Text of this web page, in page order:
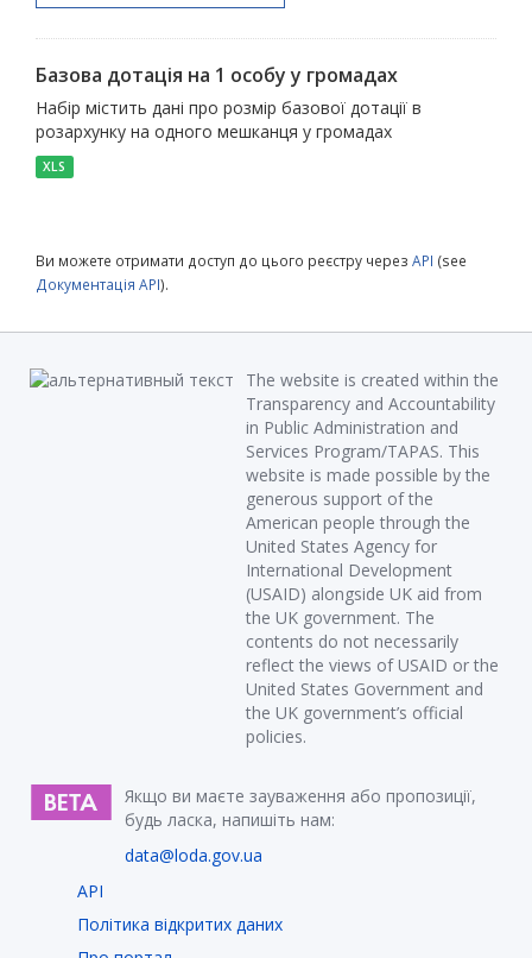
Базова дотація на 1 особу у громадах
Набір містить дані про розмір базової дотації в
розархунку на одного мешканця у громадах
XLS
Ви можете отримати доступ до цього реєстру через API (see
Документація API).
The website is created within the
Transparency and Accountability
in Public Administration and
Services Program/TAPAS. This
website is made possible by the
generous support of the
American people through the
United States Agency for
International Development
(USAID) alongside UK aid from
the UK government. The
contents do not necessarily
reflect the views of USAID or the
United States Government and
the UK government’s official
policies.
Якщо ви маєте зауваження або пропозиції,
будь ласка, напишіть нам:
data@loda.gov.ua
API
Політика відкритих даних